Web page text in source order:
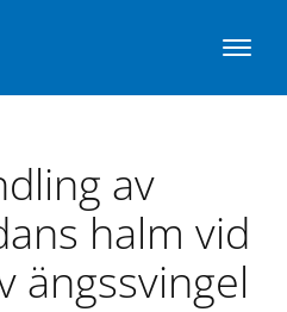
av
halm vid
ängssvingel